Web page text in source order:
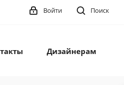
Поиск
Войти
Дизайнерам